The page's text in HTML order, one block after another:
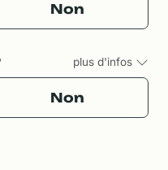
Non
plus d'infos
Non